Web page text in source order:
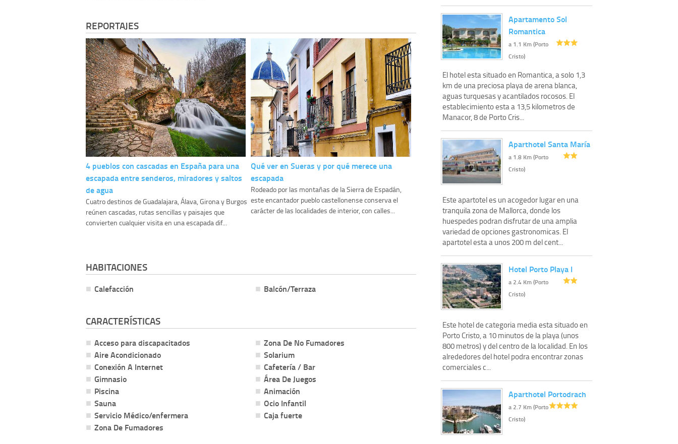
REPORTAJES
4 pueblos con cascadas en España para una
escapada entre senderos, miradores y saltos
de agua
Cuatro destinos de Guadalajara, Álava, Girona y Burgos
reúnen cascadas, rutas sencillas y paisajes que
convierten cualquier visita en una escapada dif...
Qué ver en Sueras y por qué merece una
escapada
Rodeado por las montañas de la Sierra de Espadán,
este encantador pueblo castellonense conserva el
carácter de las localidades de interior, con calles...
HABITACIONES
Calefacción Balcón/Terraza
CARACTERÍSTICAS
Acceso para discapacitados
Aire Acondicionado
Conexión A Internet
Gimnasio
Piscina
Sauna
Servicio Médico/enfermera
Zona De Fumadores
Zona De No Fumadores
Solarium
Cafetería / Bar
Área De Juegos
Animación
Ocio Infantil
Caja fuerte
Apartamento Sol
Romantica
a 1.1 Km (Porto
Cristo)
El hotel esta situado en Romantica, a solo 1,3
km de una preciosa playa de arena blanca,
aguas turquesas y acantilados rocosos. El
establecimiento esta a 13,5 kilometros de
Manacor, 8 de Porto Cris...
Aparthotel Santa María
a 1.8 Km (Porto
Cristo)
Este apartotel es un acogedor lugar en una
tranquila zona de Mallorca, donde los
huespedes podran disfrutar de una amplia
variedad de opciones gastronomicas. El
apartotel esta a unos 200 m del cent...
Hotel Porto Playa I
a 2.4 Km (Porto
Cristo)
Este hotel de categoria media esta situado en
Porto Cristo, a 10 minutos de la playa (unos
800 metros) y del centro de la localidad. En los
alrededores del hotel podra encontrar zonas
comerciales c...
Aparthotel Portodrach
a 2.7 Km (Porto
Cristo)